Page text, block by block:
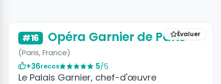
Évaluer
#16 Opéra Garnier de Paris
(Paris, France)
+36recos 5/5
Le Palais Garnier, chef-d'œuvre